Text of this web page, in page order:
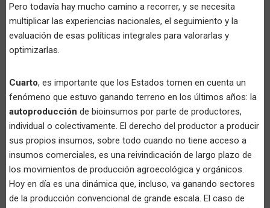
Pero todavía hay mucho camino a recorrer, y se necesita
multiplicar las experiencias nacionales, el seguimiento y la
evaluación de esas políticas integrales para valorarlas y
optimizarlas.
Cuarto, es importante que los Estados tomen en cuenta un
fenómeno que estuvo ganando terreno en los últimos años: la
autoproducción de bioinsumos por parte de productores,
individual o colectivamente. El derecho del productor a producir
sus propios insumos, sobre todo cuando no tiene acceso a
insumos comerciales, es una reivindicación de largo plazo de
los movimientos de producción agroecológica y orgánicos.
Hoy en día es una dinámica que, incluso, va ganando sectores
de la producción convencional de grande escala. El caso de